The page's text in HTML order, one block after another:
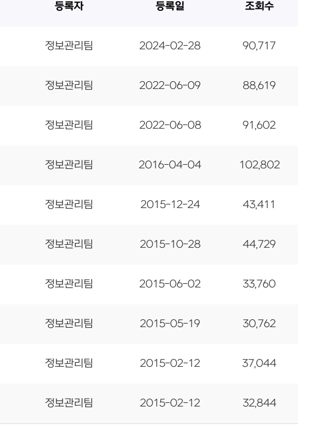
등록자 등록일 조회수
정보관리팀 2024-02-28 90,717
정보관리팀 2022-06-09 88,619
정보관리팀 2022-06-08 91,602
정보관리팀 2016-04-04 102,802
정보관리팀 2015-12-24 43,411
정보관리팀 2015-10-28 44,729
정보관리팀 2015-06-02 33,760
정보관리팀 2015-05-19 30,762
정보관리팀 2015-02-12 37,044
정보관리팀 2015-02-12 32,844